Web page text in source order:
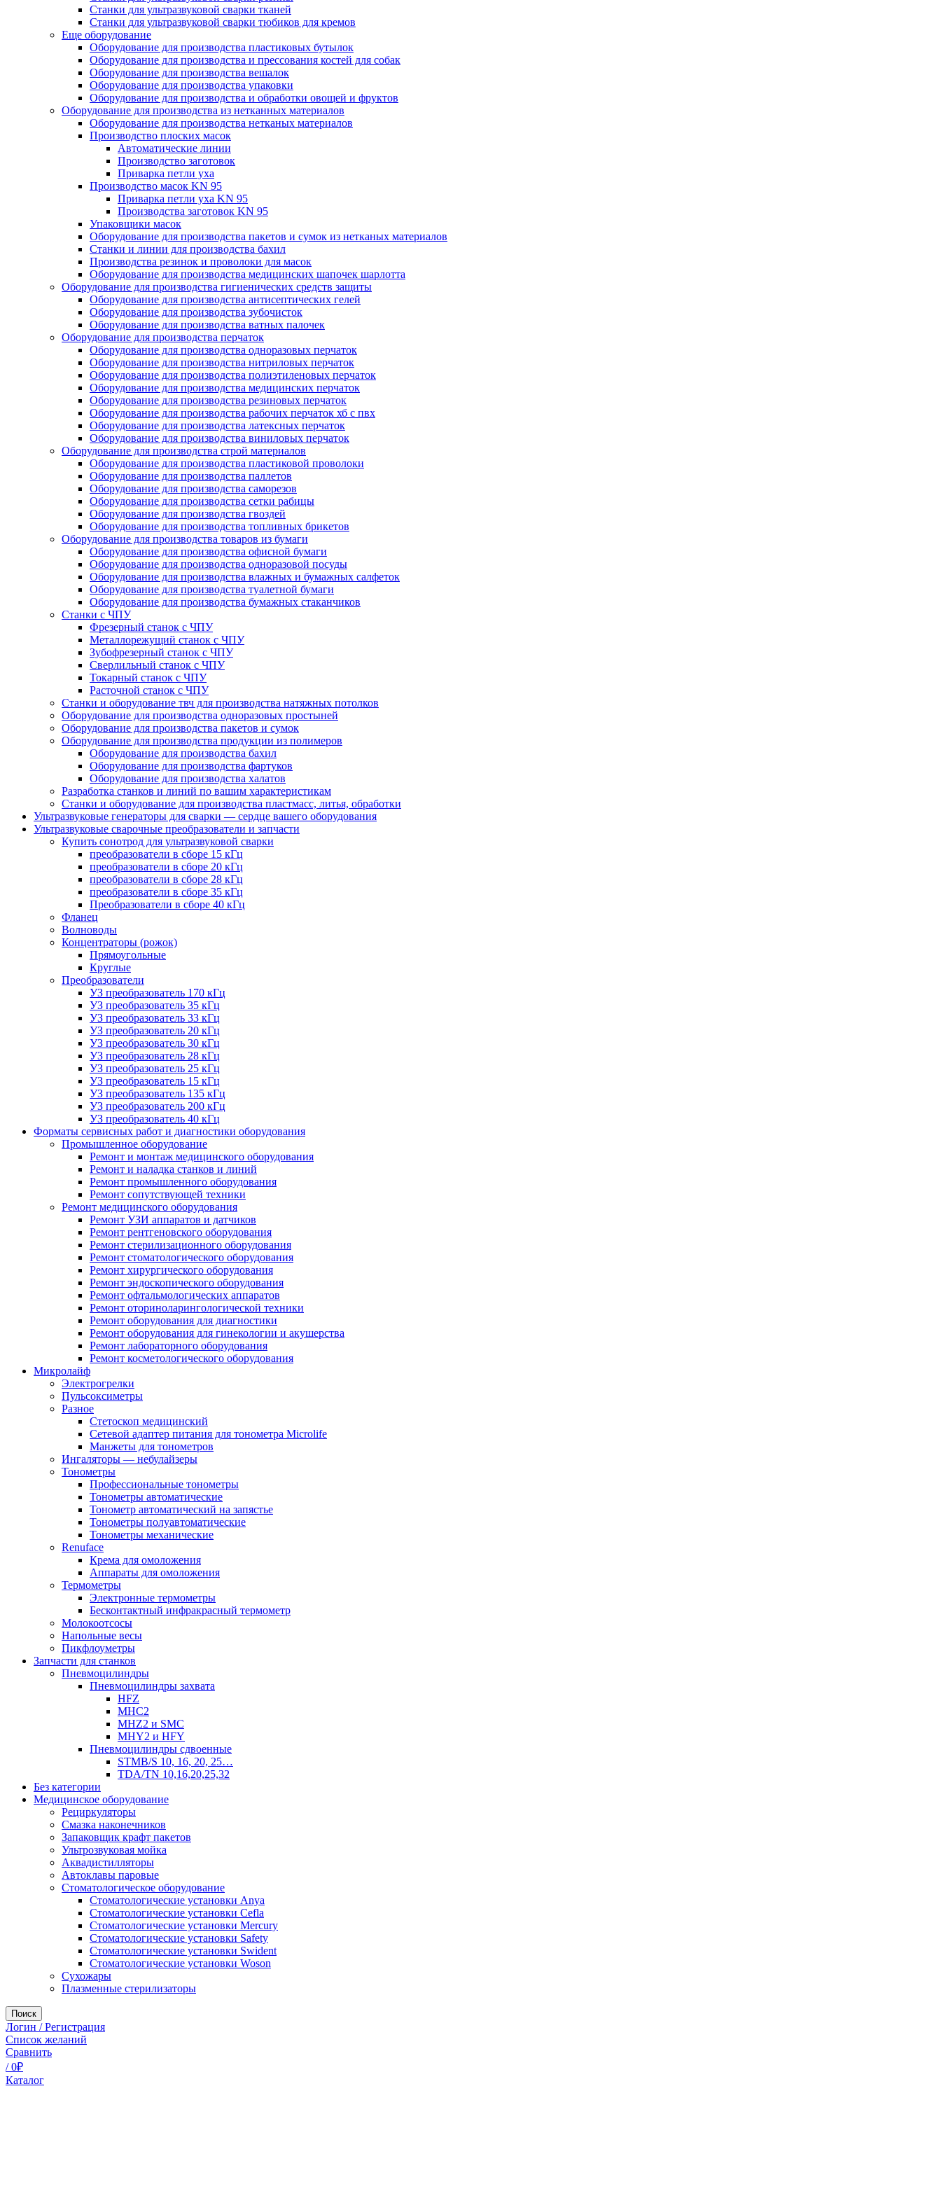
Станки для ультразвуковой сварки тканей
Станки для ультразвуковой сварки тюбиков для кремов
Еще оборудование
Оборудование для производства пластиковых бутылок
Оборудование для производства и прессования костей для собак
Оборудование для производства вешалок
Оборудование для производства упаковки
Оборудование для производства и обработки овощей и фруктов
Оборудование для производства из нетканных материалов
Оборудование для производства нетканых материалов
Производство плоских масок
Автоматические линии
Производство заготовок
Приварка петли уха
Производство масок KN 95
Приварка петли уха KN 95
Производства заготовок KN 95
Упаковщики масок
Оборудование для производства пакетов и сумок из нетканых материалов
Станки и линии для производства бахил
Производства резинок и проволоки для масок
Оборудование для производства медицинских шапочек шарлотта
Оборудование для производства гигиенических средств защиты
Оборудование для производства антисептических гелей
Оборудование для производства зубочисток
Оборудование для производства ватных палочек
Оборудование для производства перчаток
Оборудование для производства одноразовых перчаток
Оборудование для производства нитриловых перчаток
Оборудование для производства полиэтиленовых перчаток
Оборудование для производства медицинских перчаток
Оборудование для производства резиновых перчаток
Оборудование для производства рабочих перчаток хб с пвх
Оборудование для производства латексных перчаток
Оборудование для производства виниловых перчаток
Оборудование для производства строй материалов
Оборудование для производства пластиковой проволоки
Оборудование для производства паллетов
Оборудование для производства саморезов
Оборудование для производства сетки рабицы
Оборудование для производства гвоздей
Оборудование для производства топливных брикетов
Оборудование для производства товаров из бумаги
Оборудование для производства офисной бумаги
Оборудование для производства одноразовой посуды
Оборудование для производства влажных и бумажных салфеток
Оборудование для производства туалетной бумаги
Оборудование для производства бумажных стаканчиков
Станки с ЧПУ
Фрезерный станок с ЧПУ
Металлорежущий станок с ЧПУ
Зубофрезерный станок с ЧПУ
Сверлильный станок с ЧПУ
Токарный станок с ЧПУ
Расточной станок с ЧПУ
Cтанки и оборудование твч для производства натяжных потолков
Oборудование для производства одноразовых простыней
Оборудование для производства пакетов и сумок
Оборудование для производства продукции из полимеров
Оборудование для производства бахил
Оборудование для производства фартуков
Оборудование для производства халатов
Разработка станков и линий по вашим характеристикам
Станки и оборудование для производства пластмасс, литья, обработки
Ультразвуковые генераторы для сварки — сердце вашего оборудования
Ультразвуковые сварочные преобразователи и запчасти
Купить сонотрод для ультразвуковой сварки
преобразователи в сборе 15 кГц
преобразователи в сборе 20 кГц
преобразователи в сборе 28 кГц
преобразователи в сборе 35 кГц
Преобразователи в сборе 40 кГц
Фланец
Волноводы
Концентраторы (рожок)
Прямоугольные
Круглые
Преобразователи
УЗ преобразователь 170 кГц
УЗ преобразователь 35 кГц
УЗ преобразователь 33 кГц
УЗ преобразователь 20 кГц
УЗ преобразователь 30 кГц
УЗ преобразователь 28 кГц
УЗ преобразователь 25 кГц
УЗ преобразователь 15 кГц
УЗ преобразователь 135 кГц
УЗ преобразователь 200 кГц
УЗ преобразователь 40 кГц
Форматы сервисных работ и диагностики оборудования
Промышленное оборудование
Ремонт и монтаж медицинского оборудования
Ремонт и наладка станков и линий
Ремонт промышленного оборудования
Ремонт сопутствующей техники
Ремонт медицинского оборудования
Ремонт УЗИ аппаратов и датчиков
Ремонт рентгеновского оборудования
Ремонт стерилизационного оборудования
Ремонт стоматологического оборудования
Ремонт хирургического оборудования
Ремонт эндоскопического оборудования
Ремонт офтальмологических аппаратов
Ремонт оториноларингологической техники
Ремонт оборудования для диагностики
Ремонт оборудования для гинекологии и акушерства
Ремонт лабораторного оборудования
Ремонт косметологического оборудования
Микролайф
Электрогрелки
Пульсоксиметры
Разное
Стетоскоп медицинский
Сетевой адаптер питания для тонометра Microlife
Манжеты для тонометров
Ингаляторы — небулайзеры
Тонометры
Профессиональные тонометры
Тонометры автоматические
Тонометр автоматический на запястье
Тонометры полуавтоматические
Тонометры механические
Renuface
Крема для омоложения
Аппараты для омоложения
Термометры
Электронные термометры
Бесконтактный инфракрасный термометр
Молокоотсосы
Напольные весы
Пикфлоуметры
Запчасти для станков
Пневмоцилиндры
Пневмоцилиндры захвата
HFZ
MHC2
MHZ2 и SMC
MHY2 и HFY
Пневмоцилиндры сдвоенные
STMB/S 10, 16, 20, 25…
TDA/TN 10,16,20,25,32
Без категории
Медицинское оборудование
Рециркуляторы
Смазка наконечников
Запаковщик крафт пакетов
Ультрозвуковая мойка
Аквадистилляторы
Автоклавы паровые
Стоматологическое оборудование
Стоматологические установки Anya
Стоматологические установки Cefla
Стоматологические установки Mercury
Стоматологические установки Safety
Стоматологические установки Swident
Стоматологические установки Woson
Сухожары
Плазменные стерилизаторы
Поиск
Логин / Регистрация
Список желаний
Сравнить
/ 0₽
Каталог